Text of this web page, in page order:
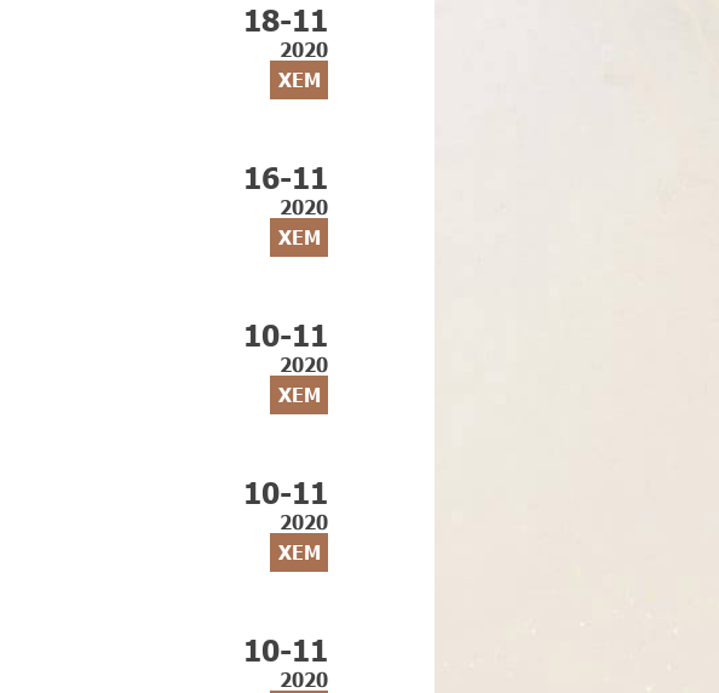
18-11
2020
XEM
16-11
2020
XEM
10-11
2020
XEM
10-11
2020
XEM
10-11
2020